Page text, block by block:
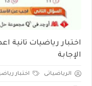
اختبار رياضيات تانية
الإجابة
الرياضياتى اختبار